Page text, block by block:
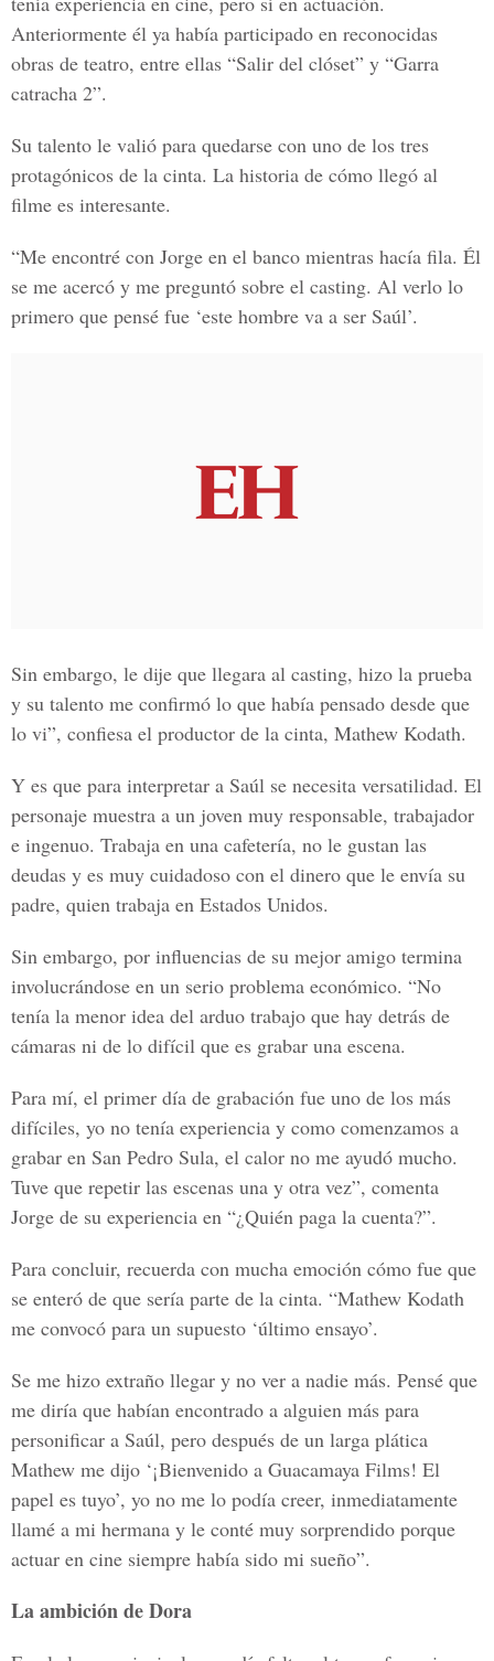
Anteriormente él ya había participado en reconocidas
obras de teatro, entre ellas “Salir del clóset” y “Garra
catracha 2”.
Su talento le valió para quedarse con uno de los tres
protagónicos de la cinta. La historia de cómo llegó al
filme es interesante.
“Me encontré con Jorge en el banco mientras hacía fila. Él
se me acercó y me preguntó sobre el casting. Al verlo lo
primero que pensé fue ‘este hombre va a ser Saúl’.
Sin embargo, le dije que llegara al casting, hizo la prueba
y su talento me confirmó lo que había pensado desde que
lo vi”, confiesa el productor de la cinta, Mathew Kodath.
Y es que para interpretar a Saúl se necesita versatilidad. El
personaje muestra a un joven muy responsable, trabajador
e ingenuo. Trabaja en una cafetería, no le gustan las
deudas y es muy cuidadoso con el dinero que le envía su
padre, quien trabaja en Estados Unidos.
Sin embargo, por influencias de su mejor amigo termina
involucrándose en un serio problema económico. “No
tenía la menor idea del arduo trabajo que hay detrás de
cámaras ni de lo difícil que es grabar una escena.
Para mí, el primer día de grabación fue uno de los más
difíciles, yo no tenía experiencia y como comenzamos a
grabar en San Pedro Sula, el calor no me ayudó mucho.
Tuve que repetir las escenas una y otra vez”, comenta
Jorge de su experiencia en “¿Quién paga la cuenta?”.
Para concluir, recuerda con mucha emoción cómo fue que
se enteró de que sería parte de la cinta. “Mathew Kodath
me convocó para un supuesto ‘último ensayo’.
Se me hizo extraño llegar y no ver a nadie más. Pensé que
me diría que habían encontrado a alguien más para
personificar a Saúl, pero después de un larga plática
Mathew me dijo ‘¡Bienvenido a Guacamaya Films! El
papel es tuyo’, yo no me lo podía creer, inmediatamente
llamé a mi hermana y le conté muy sorprendido porque
actuar en cine siempre había sido mi sueño”.
La ambición de Dora